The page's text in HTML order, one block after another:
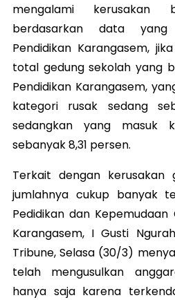
mengalami
berdasarkan data yang
Pendidikan Karangasem,
total gedung sekolah yang
Pendidikan Karangasem,
kategori rusak sedang
sedangkan yang masuk
sebanyak 8,31 persen.
Terkait dengan kerusakan
jumlahnya cukup banyak
Pedidikan dan
Karangasem, I Gusti
Tribune, Selasa (30/3)
telah mengusulkan
hanya saja karena